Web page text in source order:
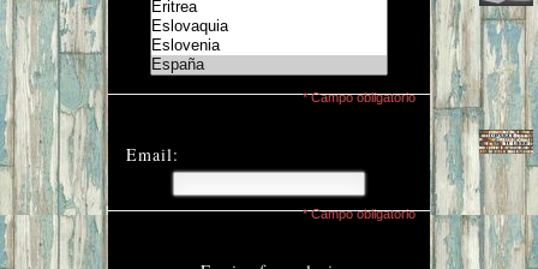
* Campo obligatorio
Email:
* Campo obligatorio